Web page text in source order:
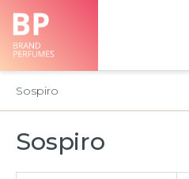
Sospiro
Sospiro